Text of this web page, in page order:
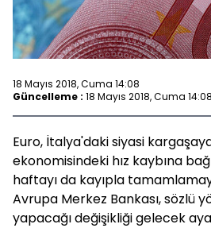
18 Mayıs 2018, Cuma 14:08
Güncelleme : 18 Mayıs 2018, Cuma 14:08
Euro, İtalya'daki siyasi
ekonomisindeki hız kaybına
haftayı da kayıpla
Avrupa Merkez Bankası, sözlü
yapacağı değişikliği gelecek